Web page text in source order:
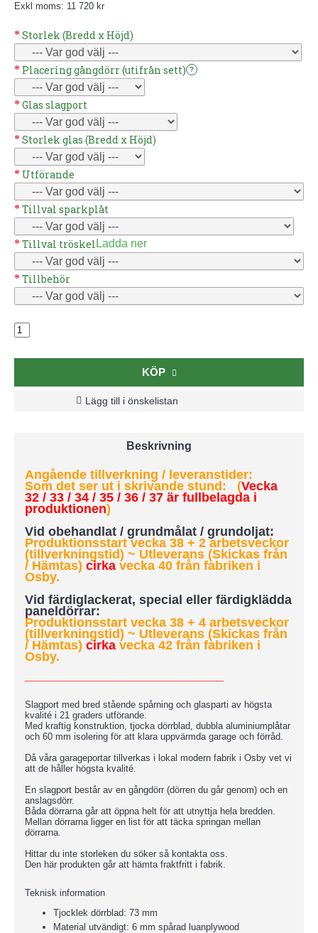
Exkl moms: 11 720 kr
Storlek (Bredd x Höjd)
Placering gångdörr (utifrån sett) ?
Glas slagport
Storlek glas (Bredd x Höjd)
Utförande
Tillval sparkplåt
Tillval tröskel Ladda ner
Tillbehör
KÖP
Lägg till i önskelistan
Beskrivning
Angående tillverkning / leveranstider:
Som det ser ut i skrivande stund: (Vecka
32 / 33 / 34 / 35 / 36 / 37 är fullbelagda i
produktionen)
Vid obehandlat / grundmålat / grundoljat:
Produktionsstart vecka 38 + 2 arbetsveckor
(tillverkningstid) ~ Utleverans (Skickas från
/ Hämtas) cirka vecka 40 från fabriken i
Osby.
Vid färdiglackerat, special eller färdigklädda
paneldörrar:
Produktionsstart vecka 38 + 4 arbetsveckor
(tillverkningstid) ~ Utleverans (Skickas från
/ Hämtas) cirka vecka 42 från fabriken i
Osby.
Slagport med bred stående spårning och glasparti av högsta
kvalité i 21 graders utförande.
Med kraftig konstruktion, tjocka dörrblad, dubbla aluminiumplåtar
och 60 mm isolering för att klara uppvärmda garage och förråd.
Då våra garageportar tillverkas i lokal modern fabrik i Osby vet vi
att de håller högsta kvalité.
En slagport består av en gångdörr (dörren du går genom) och en
anslagsdörr.
Båda dörrarna går att öppna helt för att utnyttja hela bredden.
Mellan dörrarna ligger en list för att täcka springan mellan
dörrarna.
Hittar du inte storleken du söker så kontakta oss.
Den här produkten går att hämta fraktfritt i fabrik.
Teknisk information
Tjocklek dörrblad: 73 mm
Material utvändigt: 6 mm spårad luanplywood